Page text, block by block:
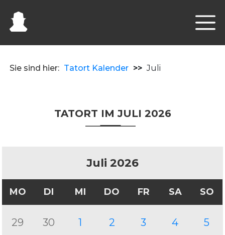
Sie sind hier: Tatort Kalender >> Juli
TATORT IM JULI 2026
Juli 2026
MO DI MI DO FR SA SO
29 30 1 2 3 4
5